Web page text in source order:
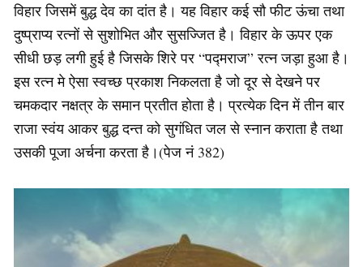
विहार जिसमें बुद्ध देव का दांत है। यह विहार कई सौ फीट ऊंचा तथा
दुष्प्राप्य रत्नों से सुशोभित और सुसज्जित है। विहार के ऊपर एक
सीधी छड़ लगी हुई है जिसके शिरे पर “पद्मराज” रत्न जड़ा हुआ है।
इस रत्न मे ऐसा स्वच्छ प्रकाश निकलता है जो दूर से देखने पर
चमकदार नक्षत्र के समान प्रतीत होता है। प्रत्येक दिन में तीन बार
राजा स्वंय आकर बुद्ध दन्त को सुगंधित जल से स्नान कराता है तथा
उसकी पूजा अर्चना करता है।(पेज नं 382)